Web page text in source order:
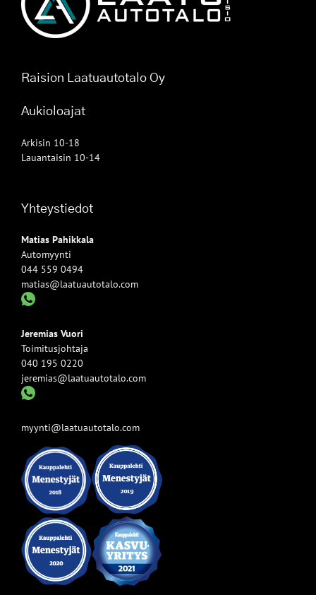
Raision Laatuautotalo Oy
Aukioloajat
Arkisin 10-18
Lauantaisin 10-14
Yhteystiedot
Matias Pahikkala
Automyynti
044 559 0494
matias@laatuautotalo.com
Jeremias Vuori
Toimitusjohtaja
040 195 0220
jeremias@laatuautotalo.com
myynti@laatuautotalo.com